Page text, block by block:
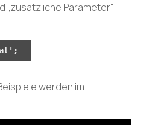
„zusätzliche Parameter“
werden im